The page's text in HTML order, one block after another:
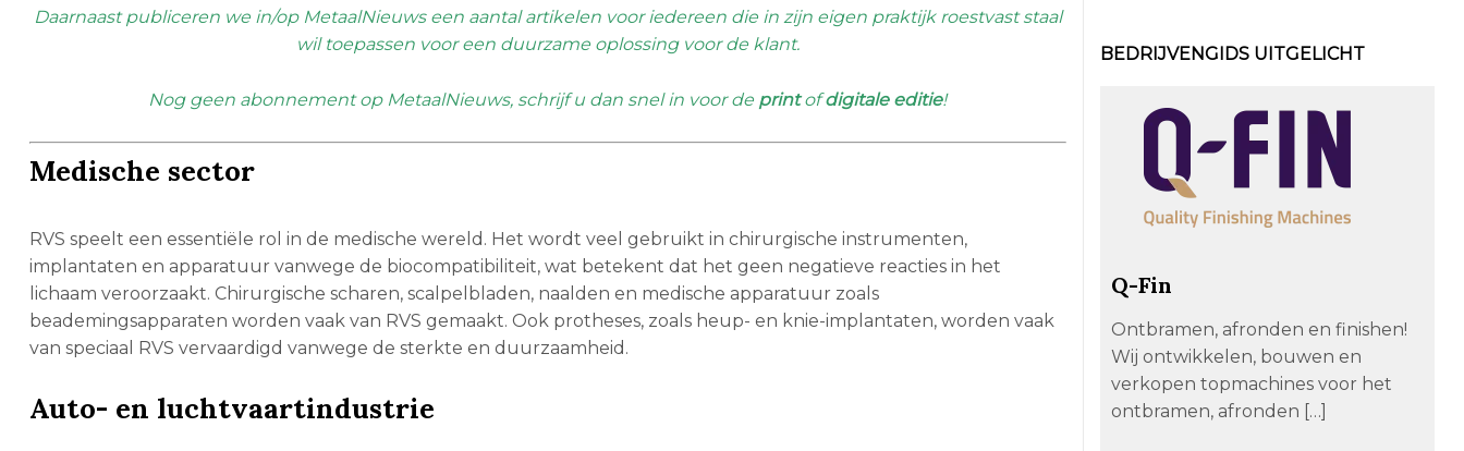
Daarnaast publiceren we in/op MetaalNieuws een aantal artikelen voor iedereen die in zijn eigen praktijk roestvast staal
wil toepassen voor een duurzame oplossing voor de klant.
Nog geen abonnement op MetaalNieuws, schrijf u dan snel in voor de printofdigitale editie!
Medische sector
RVS speelt een essentiële rol in de medische wereld. Het wordt veel gebruikt in chirurgische instrumenten,
implantaten en apparatuur vanwege de biocompatibiliteit, wat betekent dat het geen negatieve reacties in het
lichaam veroorzaakt. Chirurgische scharen, scalpelbladen, naalden en medische apparatuur zoals
beademingsapparaten worden vaak van RVS gemaakt. Ook protheses, zoals heup- en knie-implantaten, worden vaak
van speciaal RVS vervaardigd vanwege de sterkte en duurzaamheid.
Auto- en luchtvaartindustrie
BEDRIJVENGIDS UITGELICHT
Q-Fin
Ontbramen, afronden en finishen!
Wij ontwikkelen, bouwen en
verkopen topmachines voor het
ontbramen, afronden […]